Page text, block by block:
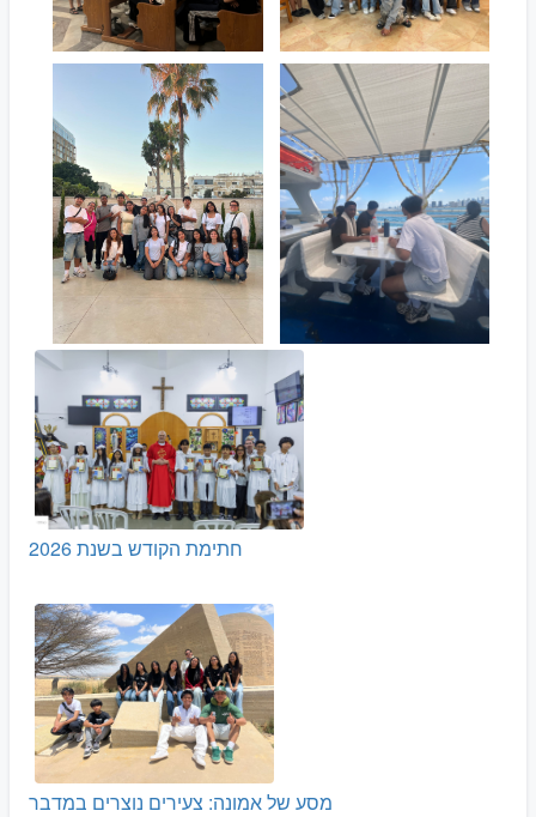
חתימת הקודש בשנת 2026
מסע של אמונה: צעירים נוצרים במדבר